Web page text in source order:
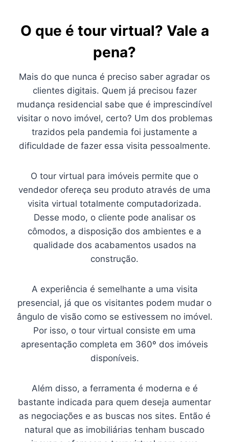
O que é tour virtual? Vale a
pena?
Mais do que nunca é preciso saber agradar os
clientes digitais. Quem já precisou fazer
mudança residencial sabe que é imprescindível
visitar o novo imóvel, certo? Um dos problemas
trazidos pela pandemia foi justamente a
dificuldade de fazer essa visita pessoalmente.
O tour virtual para imóveis permite que o
vendedor ofereça seu produto através de uma
visita virtual totalmente computadorizada.
Desse modo, o cliente pode analisar os
cômodos, a disposição dos ambientes e a
qualidade dos acabamentos usados na
construção.
A experiência é semelhante a uma visita
presencial, já que os visitantes podem mudar o
ângulo de visão como se estivessem no imóvel.
Por isso, o tour virtual consiste em uma
apresentação completa em 360º dos imóveis
disponíveis.
Além disso, a ferramenta é moderna e é
bastante indicada para quem deseja aumentar
as negociações e as buscas nos sites. Então é
natural que as imobiliárias tenham buscado